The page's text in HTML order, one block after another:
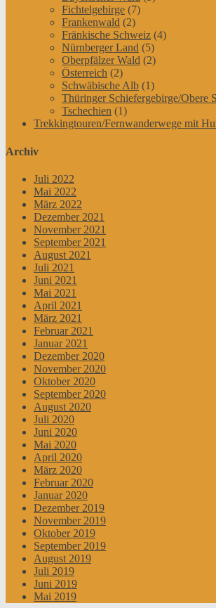
Fichtelgebirge (7)
Frankenwald (2)
Fränkische Schweiz (4)
Nürnberger Land (5)
Oberpfälzer Wald (2)
Österreich (2)
Schwäbische Alb (1)
Thüringer Schiefergebirge/Obere
Tschechien (1)
Trekkingtouren/Fernwanderwege mit
Archiv
Juli 2022
Mai 2022
März 2022
Dezember 2021
November 2021
September 2021
August 2021
Juli 2021
Juni 2021
Mai 2021
April 2021
März 2021
Februar 2021
Januar 2021
Dezember 2020
November 2020
Oktober 2020
September 2020
August 2020
Juli 2020
Juni 2020
Mai 2020
April 2020
März 2020
Februar 2020
Januar 2020
Dezember 2019
November 2019
Oktober 2019
September 2019
August 2019
Juli 2019
Juni 2019
Mai 2019